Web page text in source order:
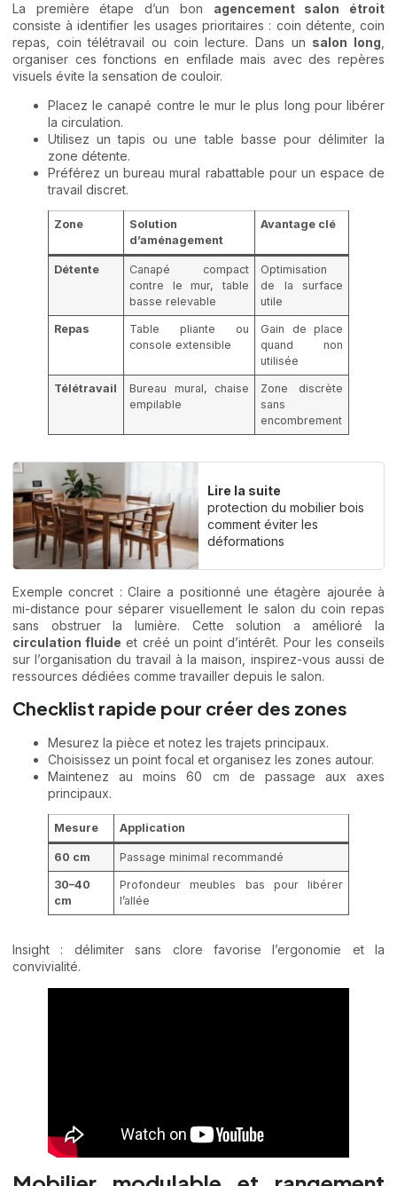
La première étape d’un bon agencement salon étroit
consiste à identifier les usages prioritaires : coin détente, coin
repas, coin télétravail ou coin lecture. Dans un salon long
organiser ces fonctions en enfilade mais avec des repères
visuels évite la sensation de couloir.
Placez le canapé contre le mur le plus long pour libérer
la circulation.
Utilisez un tapis ou une table basse pour délimiter la
zone détente.
Préférez un bureau mural rabattable pour un espace de
travail discret.
Zone
Solution
d’aménagement
Avantage clé
Détente
Canapé compact
contre le mur, table
basse relevable
Optimisation
de la surface
utile
Repas
Table pliante ou
console extensible
Gain de place
quand non
utilisée
Télétravail
Bureau mural, chaise
empilable
Zone discrète
sans
encombrement
Lire la suite
protection du mobilier bois
comment éviter les
déformations
Exemple concret : Claire a positionné une étagère ajourée à
mi-distance pour séparer visuellement le salon du coin repas
sans obstruer la lumière. Cette solution a amélioré la
circulation fluide et créé un point d’intérêt. Pour les conseils
sur l’organisation du travail à la maison, inspirez-vous aussi de
ressources dédiées commetravailler depuis le salon.
Checklist rapide pour créer des zones
Mesurez la pièce et notez les trajets principaux.
Choisissez un point focal et organisez les zones autour.
Maintenez au moins 60 cm de passage aux axes
principaux.
Mesure Application
60 cm Passage minimal recommandé
30–40
cm
Profondeur meubles bas pour libérer
l’allée
Insight : délimiter sans clore favorise l’ergonomie et la
convivialité.